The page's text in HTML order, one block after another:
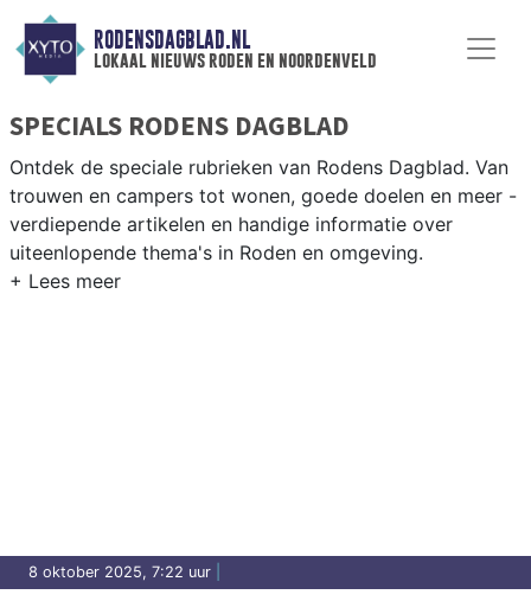
RODENSDAGBLAD.NL
lokaal nieuws roden en noordenveld
SPECIALS RODENS DAGBLAD
Ontdek de speciale rubrieken van Rodens Dagblad. Van
trouwen en campers tot wonen, goede doelen en meer -
verdiepende artikelen en handige informatie over
uiteenlopende thema's in Roden en omgeving.
8 oktober 2025, 7:22 uur